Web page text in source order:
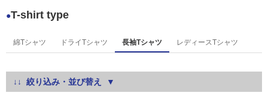
●T-shirt type
綿Tシャツ ドライTシャツ 長袖Tシャツ レディースTシャツ
絞り込み・並び替え